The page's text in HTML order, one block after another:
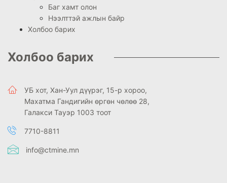
Баг хамт олон
Нээлттэй ажлын байр
Холбоо барих
Холбоо барих
УБ хот, Хан-Уул дүүрэг, 15-р хороо,
Махатма Гандигийн өргөн чөлөө 28,
Галакси Тауэр 1003 тоот
7710-8811
info@ctmine.mn